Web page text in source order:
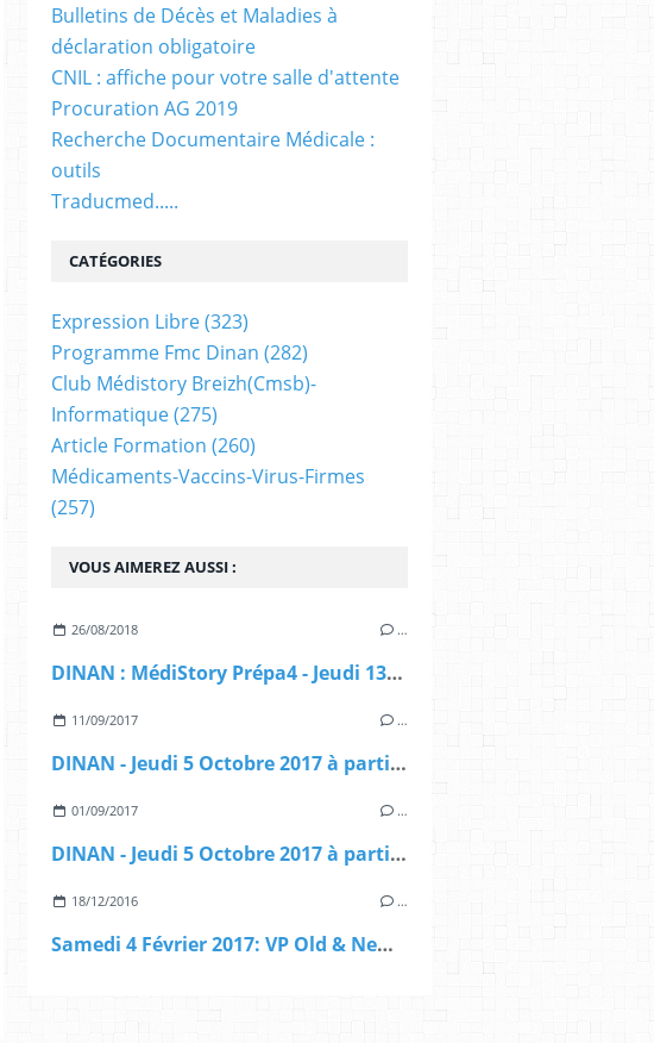
VOUS AIMEREZ AUSSI :
26/08/2018 …
DINAN : MédiStory Prépa4 - Jeudi 13_Vendredi 14 et Samedi 15 Septembre 2018
11/09/2017 …
DINAN - Jeudi 5 Octobre 2017 à partir de 16 heures ....... Evénement MédiStory 4
01/09/2017 …
DINAN - Jeudi 5 Octobre 2017 à partir de 16 heures ....... Evénement MédiStory 4
18/12/2016 …
Samedi 4 Février 2017: VP Old & New à PLOERMEL
Bulletins de Décès et Maladies à
déclaration obligatoire
CNIL : affiche pour votre salle d'attente
Procuration AG 2019
Recherche Documentaire Médicale :
outils
Traducmed.....
CATÉGORIES
Expression Libre(323)
Programme Fmc Dinan (282)
Club Médistory Breizh(cmsb)-
Informatique(275)
Article Formation (260)
Médicaments-Vaccins-Virus-Firmes
(257)